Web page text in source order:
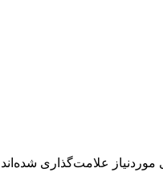
علامت‌گذاری شده‌اند